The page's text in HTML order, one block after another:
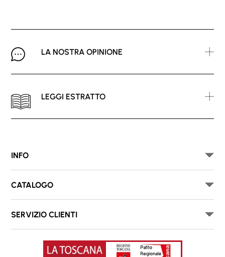
LA NOSTRA OPINIONE
LEGGI ESTRATTO
INFO
CATALOGO
SERVIZIO CLIENTI